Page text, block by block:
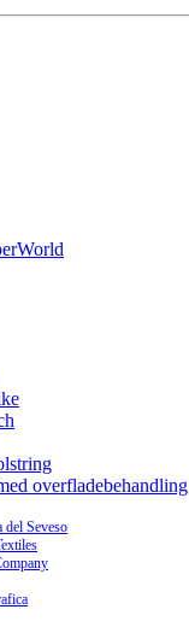
overfladebehandling
del Seveso